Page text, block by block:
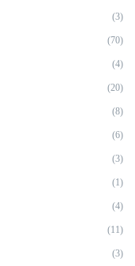
(3)
(70)
(4)
(20)
(8)
(6)
(3)
(1)
(4)
(11)
(3)